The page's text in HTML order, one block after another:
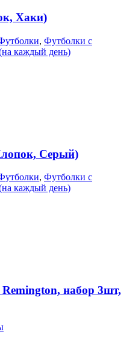
Хаки)
, Футболки с
каждый день)
Серый)
, Футболки с
каждый день)
набор 3шт,